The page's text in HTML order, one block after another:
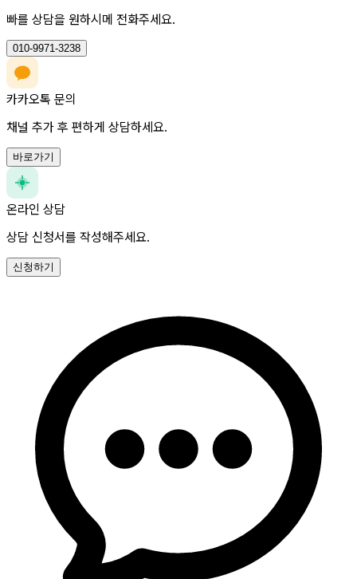
빠를 상담을 원하시메 전화주세요.
010-9971-3238
카카오톡 문의
채널 추가 후 편하게 상담하세요.
바로가기
온라인 상담
상담 신청서를 작성해주세요.
신청하기